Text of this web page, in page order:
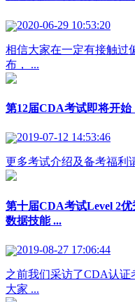
2020-06-29 10:53:20
相信大家在一定有接触过
布， ...
第12届CDA考试即将开
2019-07-12 14:53:46
更多考试介绍及备考福利
第十届CDA考试Level 2
数据技能 ...
2019-08-27 17:06:44
之前我们采访了CDA认证
大家 ...